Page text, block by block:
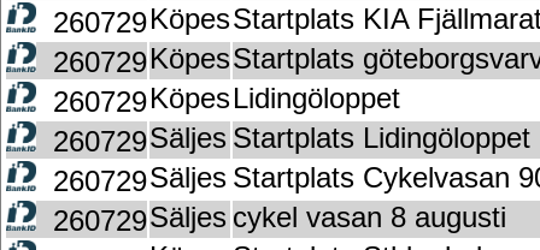
260729KöpesStartplats KIA
260729KöpesStartplats
260729KöpesLidingöloppet
260729Säljes Startplats Lidingöloppet
260729Säljes Startplats Cykelvasan
260729Säljes cykel vasan 8 augusti